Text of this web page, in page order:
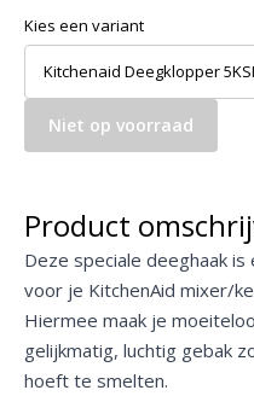
Kies een variant
Kitchenaid Deegklopper
Niet op voorraad
Product
Deze speciale deeghaak
voor je KitchenAid mixer/
Hiermee maak je
gelijkmatig, luchtig gebak
hoeft te smelten.